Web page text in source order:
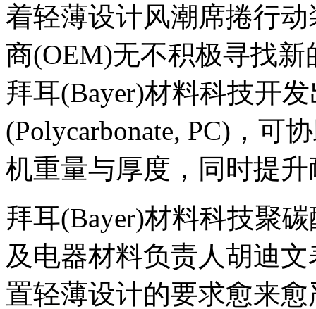
着轻薄设计风潮席捲行
商(OEM)无不积极寻找
拜耳(Bayer)材料科技开
(Polycarbonate, PC)，可
机重量与厚度，同时提
拜耳(Bayer)材料科技聚
及电器材料负责人胡迪
置轻薄设计的要求愈来